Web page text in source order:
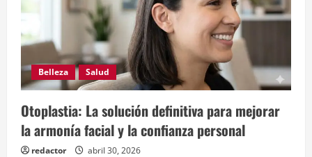
Belleza Salud
Otoplastia: La solución definitiva para mejorar
la armonía facial y la confianza personal
redactor abril 30, 2026